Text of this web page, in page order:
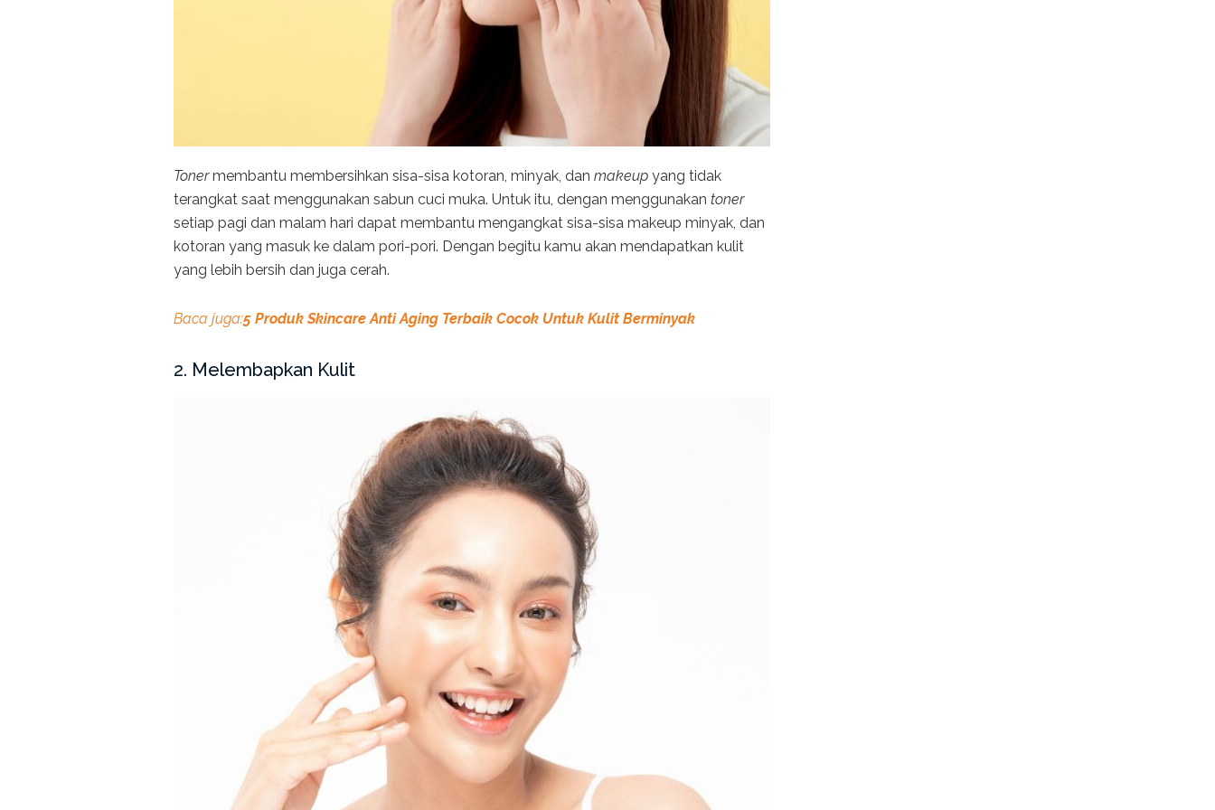
Tonermembantu membersihkan sisa-sisa kotoran, minyak, dan makeup yang tidak
terangkat saat menggunakan sabun cuci muka. Untuk itu, dengan menggunakan toner
setiap pagi dan malam hari dapat membantu mengangkat sisa-sisa makeup minyak, dan
kotoran yang masuk ke dalam pori-pori. Dengan begitu kamu akan mendapatkan kulit
yang lebih bersih dan juga cerah.
Baca juga:5 Produk Skincare Anti Aging Terbaik Cocok Untuk Kulit Berminyak
2. Melembapkan Kulit